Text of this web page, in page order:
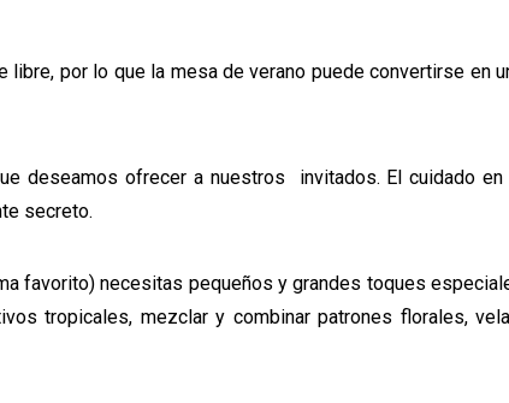
por lo que la mesa de verano puede convertirse en
deseamos ofrecer a nuestros invitados. El cuidado en
secreto.
favorito) necesitas pequeños y grandes toques
tropicales, mezclar y combinar patrones florales,